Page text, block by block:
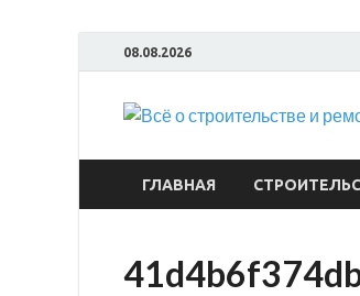
08.08.2026
ГЛАВНАЯ